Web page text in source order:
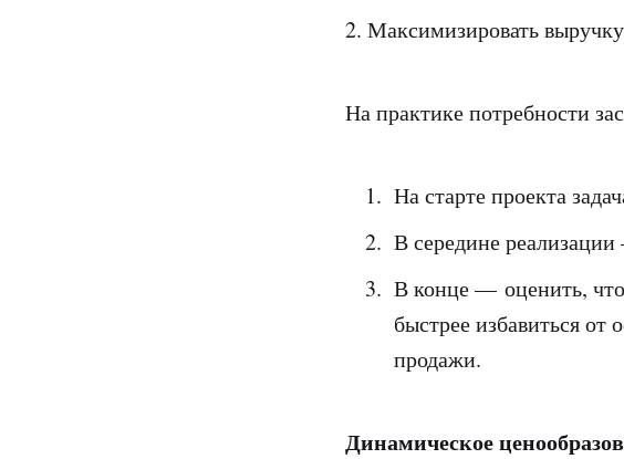
2. Максимизировать
На практике потребности
На старте проекта
В середине
В конце — оценить,
быстрее избавиться от
продажи.
Динамическое